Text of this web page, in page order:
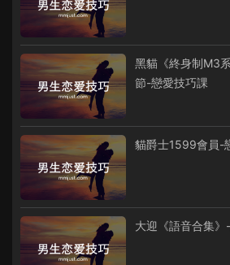
黑貓《終身制M3
節-戀愛技巧課
貓爵士1599會員-
大迎《語音合集》